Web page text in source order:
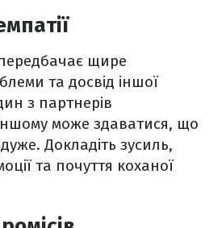
щире
та досвід іншої
з партнерів
може здаватися, що
Докладіть зусиль,
та почуття коханої